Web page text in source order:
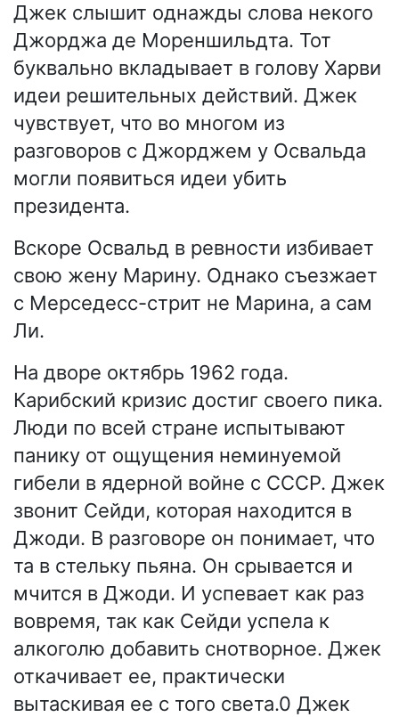
Джек слышит однажды слова некого
Джорджа де Мореншильдта. Тот
буквально вкладывает в голову Харви
идеи решительных действий. Джек
чувствует, что во многом из
разговоров с Джорджем у Освальда
могли появиться идеи убить
президента.
Вскоре Освальд в ревности избивает
свою жену Марину. Однако съезжает
с Мерседесс-стрит не Марина, а сам
Ли.
На дворе октябрь 1962 года.
Карибский кризис достиг своего пика.
Люди по всей стране испытывают
панику от ощущения неминуемой
гибели в ядерной войне с СССР. Джек
звонит Сейди, которая находится в
Джоди. В разговоре он понимает, что
та в стельку пьяна. Он срывается и
мчится в Джоди. И успевает как раз
вовремя, так как Сейди успела к
алкоголю добавить снотворное. Джек
откачивает ее, практически
вытаскивая ее с того света.0 Джек